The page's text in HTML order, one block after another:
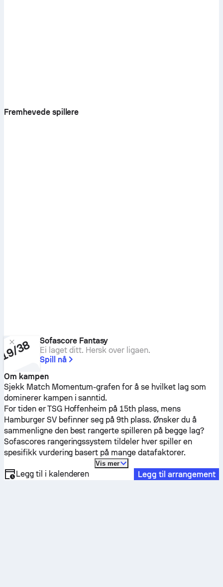
Fremhevede spillere
Sofascore Fantasy
Ei laget ditt. Hersk over ligaen.
Spill nå
Om kampen
Sjekk Match Momentum-grafen for å se hvilket lag som
dominerer kampen i sanntid.
For tiden erTSG Hoffenheim på 15th plass, mens
Hamburger SVbefinner seg på 9th plass. Ønsker du å
sammenligne den best rangerte spilleren på begge lag?
Sofascores rangeringssystem tildeler hver spiller en
spesifikk vurdering basert på mange datafaktorer.
Vis mer
Legg til i kalenderen Legg til arrangement